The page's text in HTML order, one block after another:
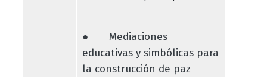
● Mediaciones
educativas y simbólicas para
la construcción de paz